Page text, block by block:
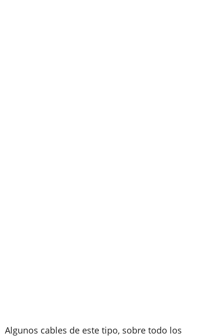
Algunos cables de este tipo, sobre todo los